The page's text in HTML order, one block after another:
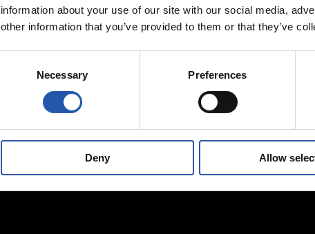
information about your use of our site with our social media,
other information that you’ve provided to them or that they’ve
Necessary Preferences
Deny Allow